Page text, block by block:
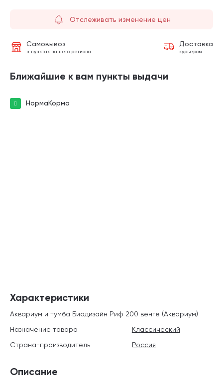
Отслеживать изменение цен
Самовывоз
в пунктах вашего региона
Доставка
курьером
Ближайшие к вам пункты выдачи
НормаКорма
Описание
Характеристики
Аквариум и тумба Биодизайн Риф 200 венге (Аквариум)
Назначение товара
Классический
Страна-производитель
Россия